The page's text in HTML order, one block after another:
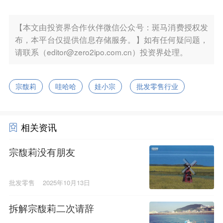
【本文由投资界合作伙伴微信公众号：斑马消费授权发
布，本平台仅提供信息存储服务。】如有任何疑问题，
请联系（editor@zero2ipo.com.cn）投资界处理。
宗馥莉 哇哈哈 娃小宗 批发零售行业
相关资讯
宗馥莉没有朋友
批发零售 2025年10月13日
拆解宗馥莉二次请辞